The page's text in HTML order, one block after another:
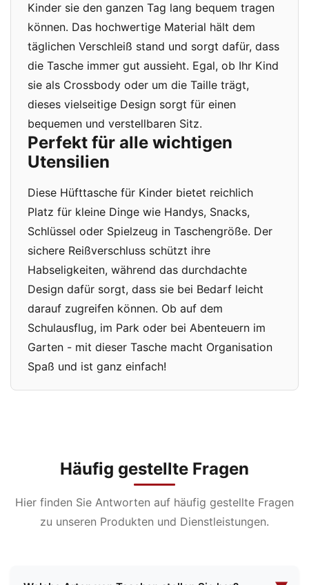
Kinder sie den ganzen Tag lang bequem tragen
können. Das hochwertige Material hält dem
täglichen Verschleiß stand und sorgt dafür, dass
die Tasche immer gut aussieht. Egal, ob Ihr Kind
sie als Crossbody oder um die Taille trägt,
dieses vielseitige Design sorgt für einen
bequemen und verstellbaren Sitz.
Perfekt für alle wichtigen
Utensilien
Diese Hüfttasche für Kinder bietet reichlich
Platz für kleine Dinge wie Handys, Snacks,
Schlüssel oder Spielzeug in Taschengröße. Der
sichere Reißverschluss schützt ihre
Habseligkeiten, während das durchdachte
Design dafür sorgt, dass sie bei Bedarf leicht
darauf zugreifen können. Ob auf dem
Schulausflug, im Park oder bei Abenteuern im
Garten - mit dieser Tasche macht Organisation
Spaß und ist ganz einfach!
Häufig gestellte Fragen
Hier finden Sie Antworten auf häufig gestellte Fragen
zu unseren Produkten und Dienstleistungen.